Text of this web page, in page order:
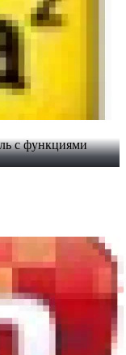
с функциями